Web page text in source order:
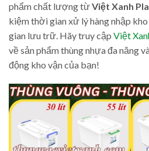
phẩm chất lượng từViệt Xanh
kiệm thời gian xử lý hàng nhập
gian lưu trữ. Hãy truy cập Việt
về sản phẩm thùng nhựa đa năng
động kho vận của bạn!